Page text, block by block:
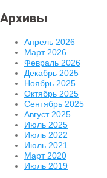
Архивы
Апрель 2026
Март 2026
Февраль 2026
Декабрь 2025
Ноябрь 2025
Октябрь 2025
Сентябрь 2025
Август 2025
Июль 2025
Июль 2022
Июль 2021
Март 2020
Июль 2019